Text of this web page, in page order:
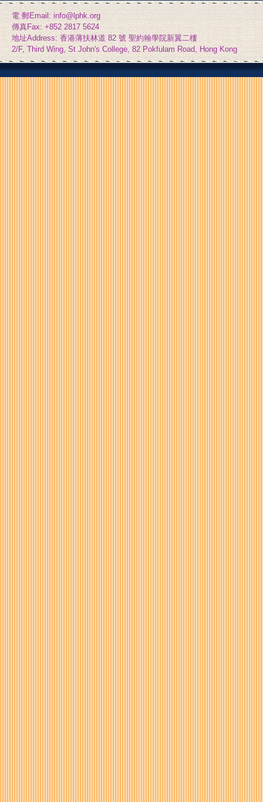
電 郵Email: info@lphk.org
傳真Fax: +852 2817 5624
地址Address: 香港薄扶林道 82 號 聖約翰學院新翼二樓
2/F, Third Wing, St John's College, 82 Pokfulam Road, Hong Kong